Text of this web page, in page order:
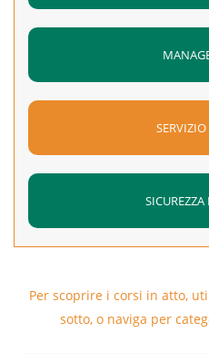
Per scoprire i corsi in atto,
sotto, o naviga per